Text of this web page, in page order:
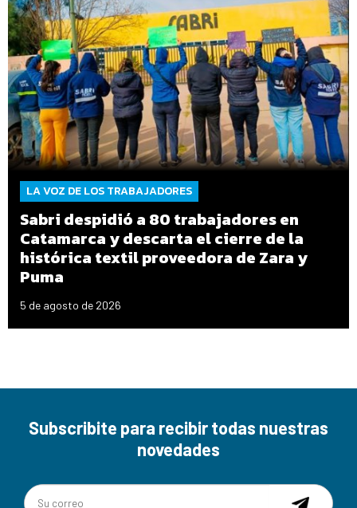
LA VOZ DE LOS TRABAJADORES
Sabri despidió a 80 trabajadores en
Catamarca y descarta el cierre de la
histórica textil proveedora de Zara y
Puma
5 de agosto de 2026
Subscribite para recibir todas nuestras
novedades